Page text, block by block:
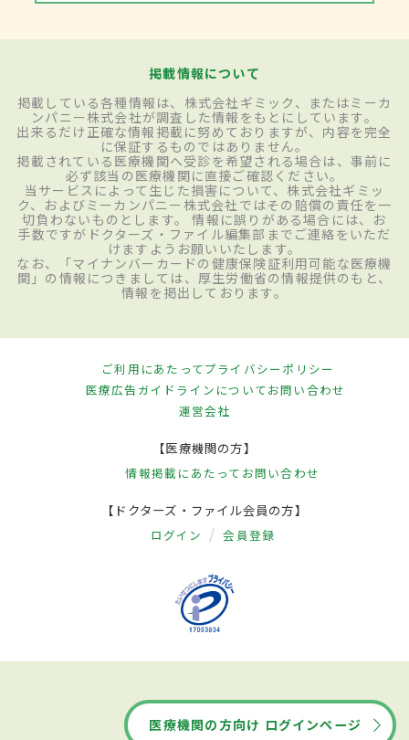
掲載情報について
掲載している各種情報は、株式会社ギミック、またはミーカ
ンパニー株式会社が調査した情報をもとにしています。
出来るだけ正確な情報掲載に努めておりますが、内容を完全
に保証するものではありません。
掲載されている医療機関へ受診を希望される場合は、事前に
必ず該当の医療機関に直接ご確認ください。
当サービスによって生じた損害について、株式会社ギミッ
ク、およびミーカンパニー株式会社ではその賠償の責任を一
切負わないものとします。 情報に誤りがある場合には、お
手数ですがドクターズ・ファイル編集部までご連絡をいただ
けますようお願いいたします。
なお、「マイナンバーカードの健康保険証利用可能な医療機
関」の情報につきましては、厚生労働省の情報提供のもと、
情報を掲出しております。
ご利用にあたってプライバシーポリシー
医療広告ガイドラインについてお問い合わせ
運営会社
【医療機関の方】
情報掲載にあたって お問い合わせ
【ドクターズ・ファイル会員の方】
ログイン 会員登録
医療機関の方向け ログインページ